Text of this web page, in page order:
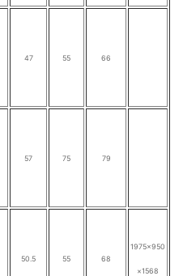
47 55 66
57 75 79
50.5 55 68
1975×950
×1568